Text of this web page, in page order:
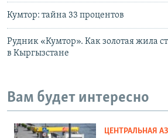
Кумтор: тайна 33 процентов
Рудник «Кумтор». Как золотая жила
в Кыргызстане
Вам будет интересно
ЦЕНТРАЛЬНАЯ